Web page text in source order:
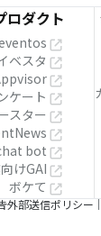
ロダクト
ベスタ
ケート
スター
bot
けGAI
ボケて
外部送信ポリシー